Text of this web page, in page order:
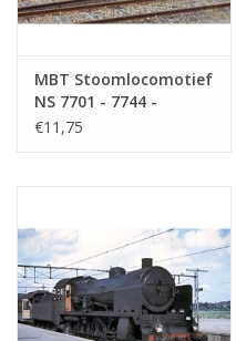
MBT Stoomlocomotief
NS 7701 - 7744 -
Bouwtekening Schaal 1
€11,75